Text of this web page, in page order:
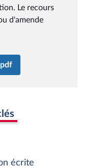
Le recours
d'amende
écrite